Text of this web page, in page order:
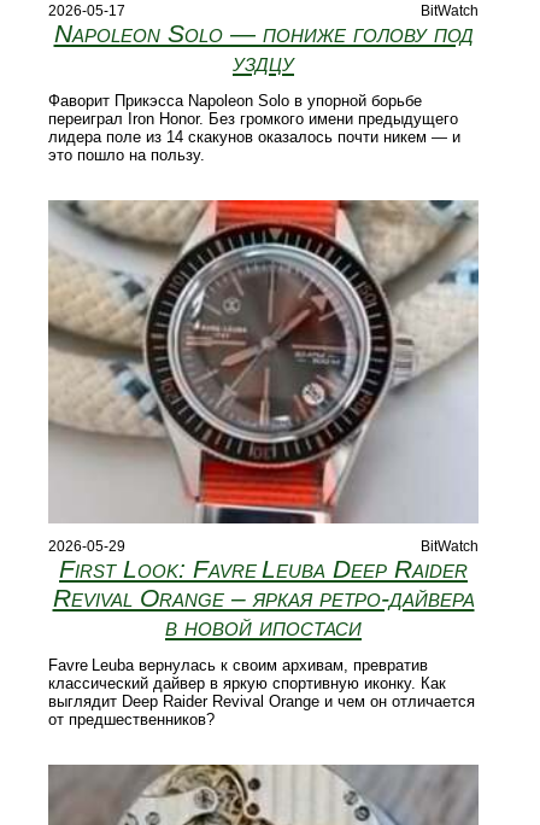
2026-05-17 BitWatch
Napoleon Solo — пониже голову под
уздцу
Фаворит Прикэсса Napoleon Solo в упорной борьбе
переиграл Iron Honor. Без громкого имени предыдущего
лидера поле из 14 скакунов оказалось почти никем — и
это пошло на пользу.
2026-05-29 BitWatch
First Look: Favre Leuba Deep Raider
Revival Orange – яркая ретро‑дайвера
в новой ипостаси
Favre Leuba вернулась к своим архивам, превратив
классический дайвер в яркую спортивную иконку. Как
выглядит Deep Raider Revival Orange и чем он отличается
от предшественников?